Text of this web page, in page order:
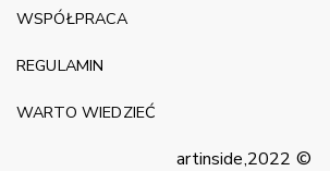
artinside,2022 ©
WSPÓŁPRACA
REGULAMIN
WARTO WIEDZIEĆ